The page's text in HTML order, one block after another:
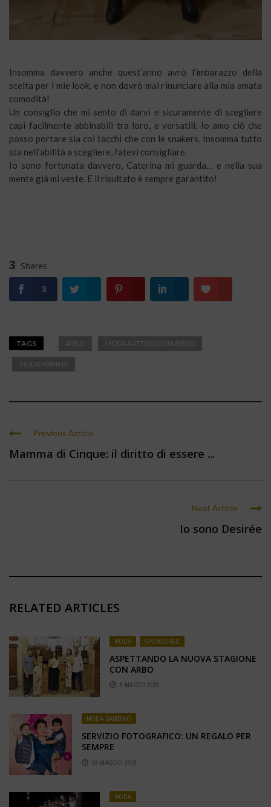
Insomma davvero anche quest’anno avrò l’imbarazzo della
scelta per i mie look, e non dovrò mai rinunciare alla mia amata
comodità!
Un consiglio che mi sento di darvi e sicuramente di scegliere
capi facilmente abbinabili tra loro, e versatili. Io amo ciò che
posso portare sia coi tacchi che con le snakers. Insomma tutto
sta nell’abilità a scegliere, fatevi consigliare.
Io sono fortunata davvero, Caterina mi guarda… e nella sua
mente già mi veste. E il risultato è sempre garantito!
3 Shares
3
TAGS ARBO MODA AUTTUNNO INVERNO
MODA MAMMA
Previous Article
Mamma di Cinque: il diritto di essere ...
Next Article
Io sono Desirée
RELATED ARTICLES
MODA , SPONSORED
ASPETTANDO LA NUOVA STAGIONE
CON ARBO
8 MARZO 2018
MODA BAMBINO
SERVIZIO FOTOGRAFICO: UN REGALO PER
SEMPRE
29 MAGGIO 2018
MODA